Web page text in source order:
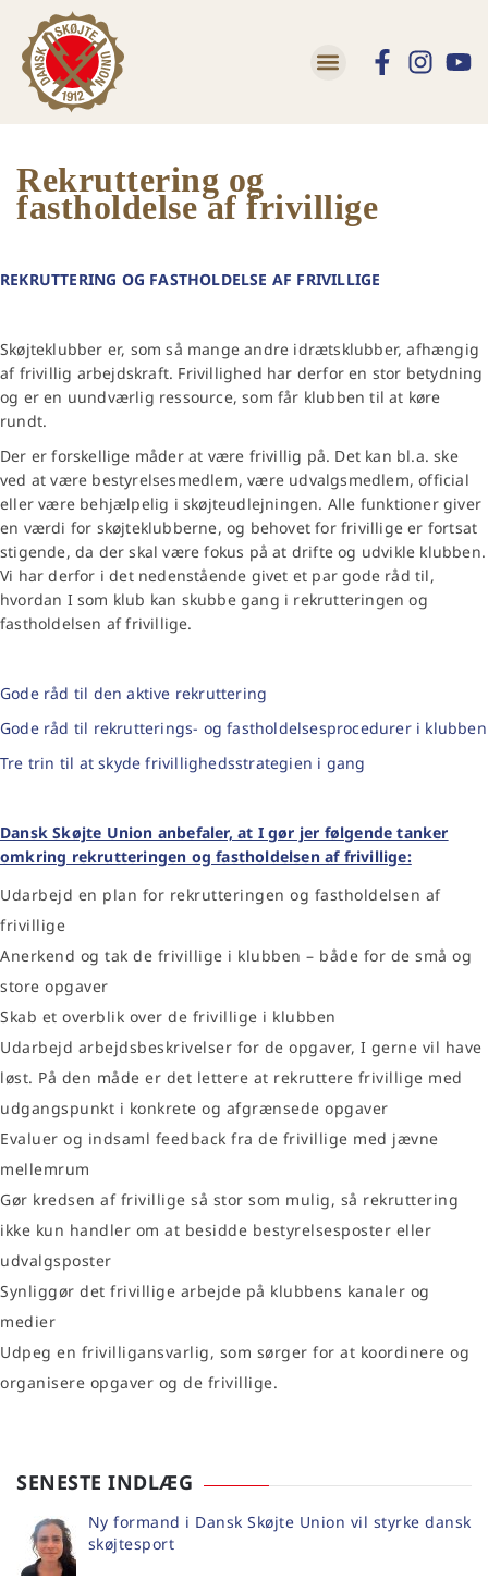
Rekruttering og
fastholdelse af frivillige
REKRUTTERING OG FASTHOLDELSE AF FRIVILLIGE
Skøjteklubber er, som så mange andre idrætsklubber, afhængig
af frivillig arbejdskraft. Frivillighed har derfor en stor betydning
og er en uundværlig ressource, som får klubben til at køre
rundt.
Der er forskellige måder at være frivillig på. Det kan bl.a. ske
ved at være bestyrelsesmedlem, være udvalgsmedlem, official
eller være behjælpelig i skøjteudlejningen. Alle funktioner giver
en værdi for skøjteklubberne, og behovet for frivillige er fortsat
stigende, da der skal være fokus på at drifte og udvikle klubben.
Vi har derfor i det nedenstående givet et par gode råd til,
hvordan I som klub kan skubbe gang i rekrutteringen og
fastholdelsen af frivillige.
Gode råd til den aktive rekruttering
Gode råd til rekrutterings- og fastholdelsesprocedurer i klubben
Tre trin til at skyde frivillighedsstrategien i gang
Dansk Skøjte Union anbefaler, at I gør jer følgende tanker
omkring rekrutteringen og fastholdelsen af frivillige:
Udarbejd en plan for rekrutteringen og fastholdelsen af
frivillige
Anerkend og tak de frivillige i klubben – både for de små og
store opgaver
Skab et overblik over de frivillige i klubben
Udarbejd arbejdsbeskrivelser for de opgaver, I gerne vil have
løst. På den måde er det lettere at rekruttere frivillige med
udgangspunkt i konkrete og afgrænsede opgaver
Evaluer og indsaml feedback fra de frivillige med jævne
mellemrum
Gør kredsen af frivillige så stor som mulig, så rekruttering
ikke kun handler om at besidde bestyrelsesposter eller
udvalgsposter
Synliggør det frivillige arbejde på klubbens kanaler og
medier
Udpeg en frivilligansvarlig, som sørger for at koordinere og
organisere opgaver og de frivillige.
SENESTE INDLÆG
Ny formand i Dansk Skøjte Union vil styrke dansk
skøjtesport